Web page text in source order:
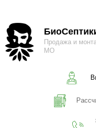
Продажа и
МО